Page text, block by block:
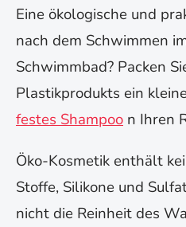
Eine ökologische und
nach dem Schwimmen
Schwimmbad? Packen
Plastikprodukts ein
festes Shampoo n Ihren
Öko-Kosmetik enthält
Stoffe, Silikone und
nicht die Reinheit des